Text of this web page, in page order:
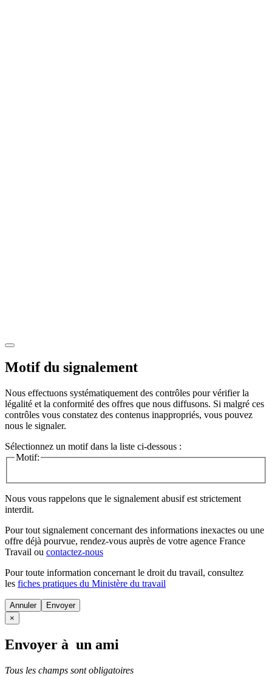
Motif du signalement
Nous effectuons systématiquement des contrôles pour vérifier la
légalité et la conformité des offres que nous diffusons. Si malgré ces
contrôles vous constatez des contenus inappropriés, vous pouvez
nous le signaler.
Sélectionnez un motif dans la liste ci-dessous :
Motif:
Nous vous rappelons que le signalement abusif est strictement
interdit.
Pour tout signalement concernant des informations inexactes ou une
offre déjà pourvue, rendez-vous auprès de votre agence France
Travail ou contactez-nous
Pour toute information concernant le droit du travail, consultez
les fiches pratiques du Ministère du travail
Annuler
×
Envoyer à un ami
Tous les champs sont obligatoires